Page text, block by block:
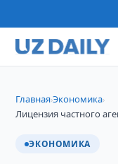
Главная›Экономика›
Лицензия частного
ЭКОНОМИКА